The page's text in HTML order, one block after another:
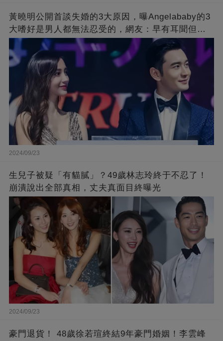
黃曉明公開首談失婚的3大原因，曝Angelababy的3
大嗜好是男人都無法忍受的，網友：早有耳聞但想
不到那麼嚴重！
2024/09/23
生兒子被疑「有貓膩」？49歲林志玲終于不忍了！
崩潰說出全部真相，丈夫真面目終曝光
2024/09/23
豪門退貨！ 48歲徐若瑄終結9年豪門婚姻！李雲峰